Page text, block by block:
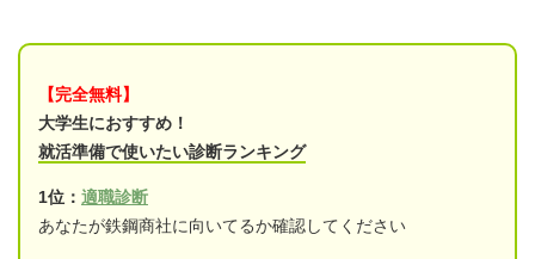
【完全無料】
大学生におすすめ！
就活準備で使いたい診断ランキング
1位： 適職診断
あなたが鉄鋼商社に向いてるか確認してください